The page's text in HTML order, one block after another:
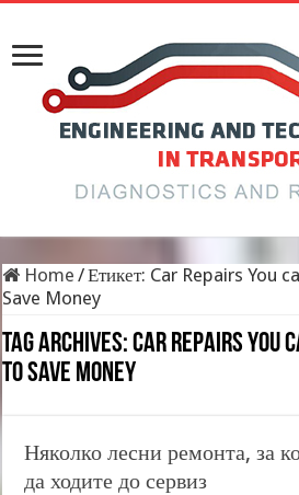
Home /Етикет: Car Repairs You
Save Money
Tag Archives:Car Repairs You
to Save Money
Няколко лесни ремонта, за
да ходите до сервиз